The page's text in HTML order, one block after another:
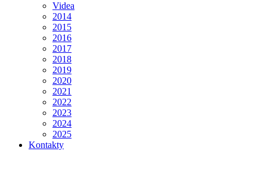
Videa
2014
2015
2016
2017
2018
2019
2020
2021
2022
2023
2024
2025
Kontakty